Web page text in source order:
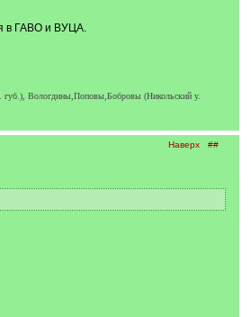
в ГАВО и ВУЦА.
Вологдины,Поповы,Бобровы (Никольский у.
Наверх ##